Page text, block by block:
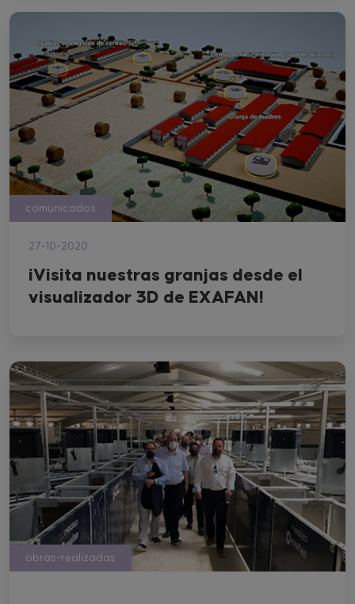
comunicados
27-10-2020
¡Visita nuestras granjas desde el
visualizador 3D de EXAFAN!
obras-realizadas